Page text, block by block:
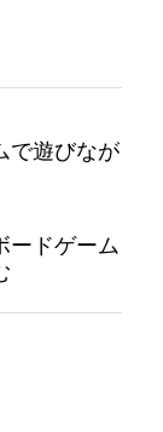
で遊びなが
ードゲーム